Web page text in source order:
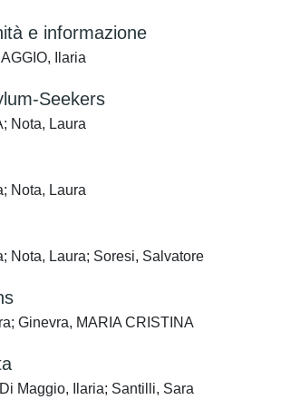
e informazione
Ilaria
Seekers
Nota, Laura
Nota, Laura
Nota, Laura; Soresi, Salvatore
Ginevra, MARIA CRISTINA
Maggio, Ilaria; Santilli, Sara